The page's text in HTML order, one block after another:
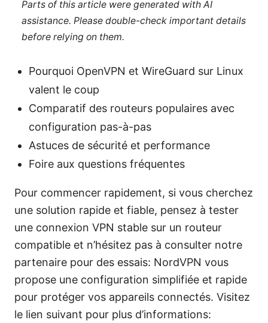
Parts of this article were generated with AI
assistance. Please double-check important details
before relying on them.
Pourquoi OpenVPN et WireGuard sur Linux
valent le coup
Comparatif des routeurs populaires avec
configuration pas-à-pas
Astuces de sécurité et performance
Foire aux questions fréquentes
Pour commencer rapidement, si vous cherchez
une solution rapide et fiable, pensez à tester
une connexion VPN stable sur un routeur
compatible et n’hésitez pas à consulter notre
partenaire pour des essais: NordVPN vous
propose une configuration simplifiée et rapide
pour protéger vos appareils connectés. Visitez
le lien suivant pour plus d’informations: